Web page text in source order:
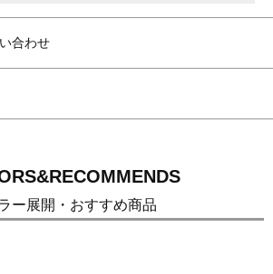
合わせ
ー展開・おすすめ商品